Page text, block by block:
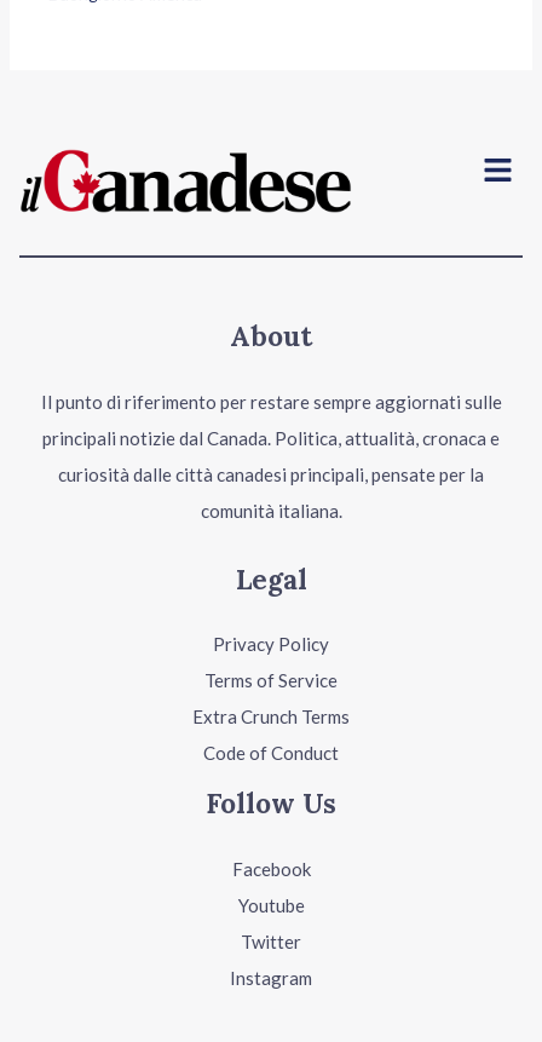
Menu
About
Il punto di riferimento per restare sempre aggiornati sulle
principali notizie dal Canada. Politica, attualità, cronaca e
curiosità dalle città canadesi principali, pensate per la
comunità italiana.
Legal
Privacy Policy
Terms of Service
Extra Crunch Terms
Code of Conduct
Follow Us
Facebook
Youtube
Twitter
Instagram